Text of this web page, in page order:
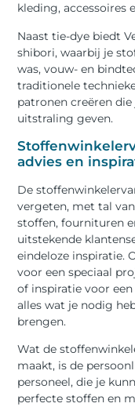
kleding, accessoires
Naast tie-dye biedt
shibori, waarbij je
was, vouw- en
traditionele
patronen creëren
uitstraling geven.
advies en
De
vergeten, met tal
stoffen, fournituren
uitstekende
eindeloze inspiratie.
voor een speciaal
of inspiratie voor
alles wat je nodig
brengen.
Wat de
maakt, is de
personeel, die je
perfecte stoffen en